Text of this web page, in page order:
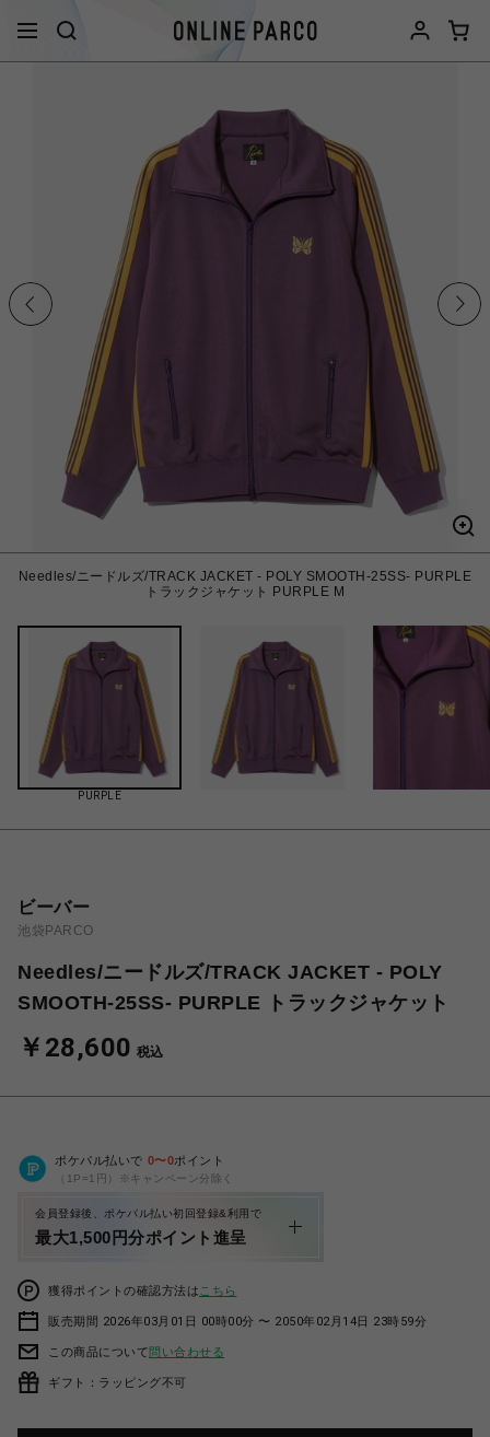
Needles/ニードルズ/TRACK JACKET - POLY SMOOTH-25SS- PURPLE
トラックジャケット PURPLE M
PURPLE
ビーバー
池袋PARCO
Needles/ニードルズ/TRACK JACKET - POLY
SMOOTH-25SS- PURPLE トラックジャケット
￥28,600 税込
ポケパル払いで 0〜0ポイント
（1P=1円）※キャンペーン分除く
会員登録後、ポケパル払い初回登録&利用で
最大1,500円分ポイント進呈
獲得ポイントの確認方法は こちら
販売期間 2026年03月01日 00時00分 〜 2050年02月14日 23時59分
この商品について問い合わせる
ギフト：ラッピング不可